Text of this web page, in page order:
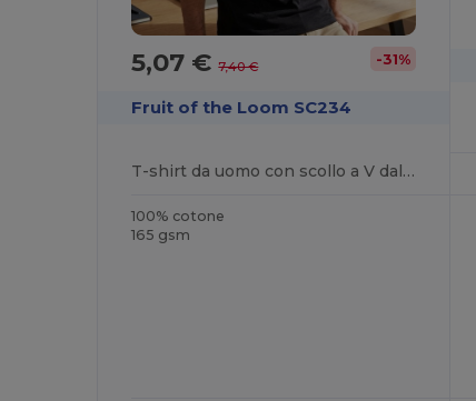
5,07 €7,40 € -31%
Fruit of the Loom SC234
T-shirt da uomo con scollo a V dal peso contenuto
100% cotone
165 gsm